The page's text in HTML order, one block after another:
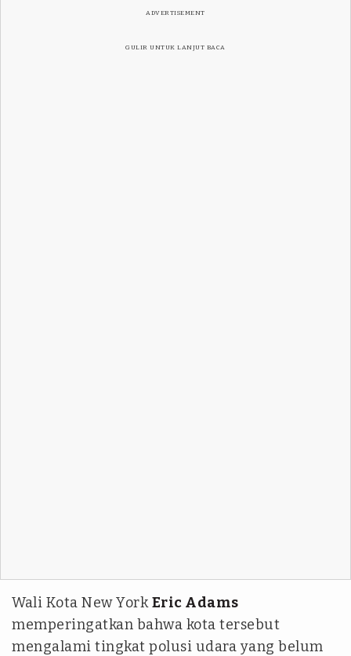
ADVERTISEMENT
GULIR UNTUK LANJUT BACA
Wali Kota New YorkEric Adams
memperingatkan bahwa kota tersebut
mengalami tingkat polusi udara yang belum